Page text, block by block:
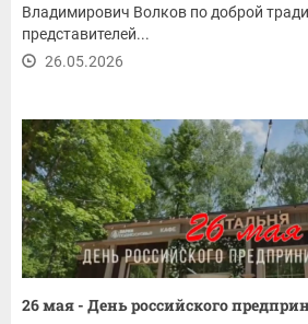
Владимирович Волков по доброй
представителей...
26.05.2026
26 мая - День российского